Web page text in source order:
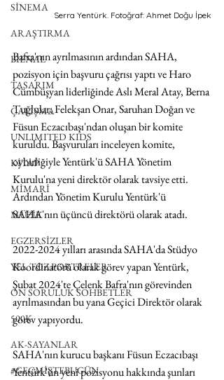
SİNEMA
ARAŞTIRMA
BİENAL
TASARIM
ÇALIŞMA
UNLIMITED KIDS
KİTAP
MİMARİ
MÜZİK
EGZERSİZLER
YEL TOZ PORTRELER
ON SORULUK SOHBETLER
500K
AK-SAYANLAR
#GEÇMİŞTEBUGÜN
Serra Yentürk. Fotoğraf: Ahmet Doğu İpek
Bafra'nın ayrılmasının ardından SAHA,
pozisyon için başvuru çağrısı yaptı ve Haro
Cümbüşyan liderliğinde Aslı Meral Atay, Berna
Tuğlular, Felekşan Onar, Saruhan Doğan ve
Füsun Eczacıbaşı'ndan oluşan bir komite
kuruldu. Başvuruları inceleyen komite,
oybirliğiyle Yentürk'ü SAHA Yönetim
Kurulu'na yeni direktör olarak tavsiye etti.
Ardından Yönetim Kurulu Yentürk'ü
SAHA'nın üçüncü direktörü olarak atadı.
2022-2024 yılları arasında SAHA'da Stüdyo
Koordinatörü olarak görev yapan Yentürk,
Şubat 2024'te Çelenk Bafra'nın görevinden
ayrılmasından bu yana Geçici Direktör olarak
görev yapıyordu.
SAHA'nın kurucu başkanı Füsun Eczacıbaşı
Yentürk'ün yeni pozisyonu hakkında şunları